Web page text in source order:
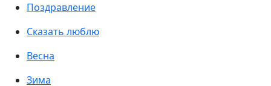
Поздравление
Сказать люблю
Весна
Зима